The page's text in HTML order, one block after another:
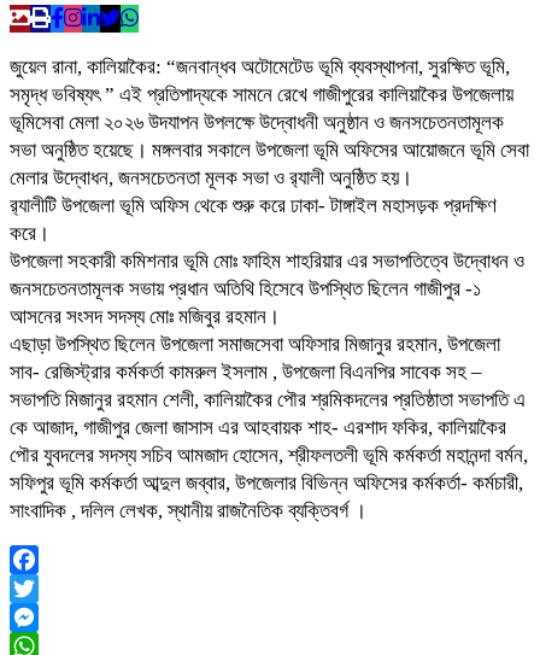
জুয়েল রানা, কালিয়াকৈর: “জনবান্ধব অটোমেটেড ভূমি ব্যবস্থাপনা, সুরক্ষিত ভূমি,
সমৃদ্ধ ভবিষ্যৎ ” এই প্রতিপাদ্যকে সামনে রেখে গাজীপুরের কালিয়াকৈর উপজেলায়
ভূমিসেবা মেলা ২০২৬ উদযাপন উপলক্ষে উদ্বোধনী অনুষ্ঠান ও জনসচেতনতামূলক
সভা অনুষ্ঠিত হয়েছে। মঙ্গলবার সকালে উপজেলা ভূমি অফিসের আয়োজনে ভূমি সেবা
মেলার উদ্বোধন, জনসচেতনতা মূলক সভা ও র‍্যালী অনুষ্ঠিত হয়।
র‍্যালীটি উপজেলা ভূমি অফিস থেকে শুরু করে ঢাকা- টাঙ্গাইল মহাসড়ক প্রদক্ষিণ
করে।
উপজেলা সহকারী কমিশনার ভূমি মোঃ ফাহিম শাহরিয়ার এর সভাপতিত্বে উদ্বোধন ও
জনসচেতনতামূলক সভায় প্রধান অতিথি হিসেবে উপস্থিত ছিলেন গাজীপুর -১
আসনের সংসদ সদস্য মোঃ মজিবুর রহমান।
এছাড়া উপস্থিত ছিলেন উপজেলা সমাজসেবা অফিসার মিজানুর রহমান, উপজেলা
সাব- রেজিস্ট্রার কর্মকর্তা কামরুল ইসলাম , উপজেলা বিএনপির সাবেক সহ –
সভাপতি মিজানুর রহমান শেলী, কালিয়াকৈর পৌর শ্রমিকদলের প্রতিষ্ঠাতা সভাপতি এ
কে আজাদ, গাজীপুর জেলা জাসাস এর আহবায়ক শাহ- এরশাদ ফকির, কালিয়াকৈর
পৌর যুবদলের সদস্য সচিব আমজাদ হোসেন, শ্রীফলতলী ভূমি কর্মকর্তা মহানন্দা বর্মন,
সফিপুর ভূমি কর্মকর্তা আব্দুল জব্বার, উপজেলার বিভিন্ন অফিসের কর্মকর্তা- কর্মচারী,
সাংবাদিক , দলিল লেখক, স্থানীয় রাজনৈতিক ব্যক্তিবর্গ ।
Facebook
Twitter
Messenger